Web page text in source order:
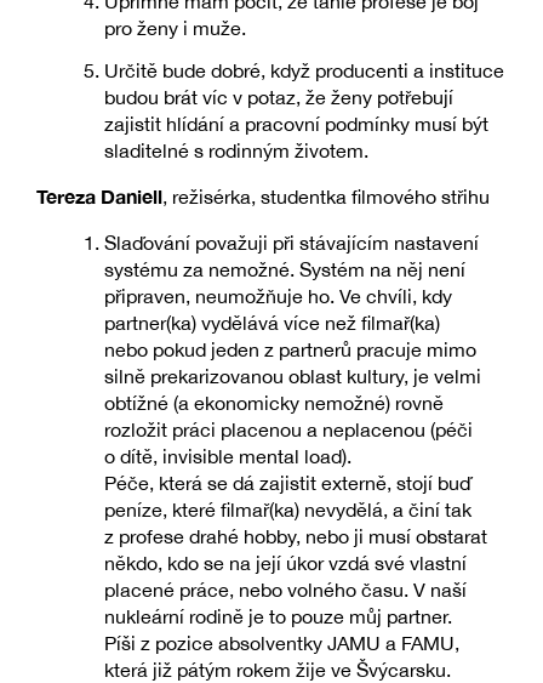
pro ženy i muže.
Určitě bude dobré, když producenti a instituce
budou brát víc v potaz, že ženy potřebují
zajistit hlídání a pracovní podmínky musí být
sladitelné s rodinným životem.
Tereza Daniell, režisérka, studentka filmového střihu
Slaďování považuji při stávajícím nastavení
systému za nemožné. Systém na něj není
připraven, neumožňuje ho. Ve chvíli, kdy
partner(ka) vydělává více než filmař(ka)
nebo pokud jeden z partnerů pracuje mimo
silně prekarizovanou oblast kultury, je velmi
obtížné (a ekonomicky nemožné) rovně
rozložit práci placenou a neplacenou (péči
o dítě, invisible mental load).
Péče, která se dá zajistit externě, stojí buď
peníze, které filmař(ka) nevydělá, a činí tak
z profese drahé hobby, nebo ji musí obstarat
někdo, kdo se na její úkor vzdá své vlastní
placené práce, nebo volného času. V naší
nukleární rodině je to pouze můj partner.
Píši z pozice absolventky JAMU a FAMU,
která již pátým rokem žije ve Švýcarsku.